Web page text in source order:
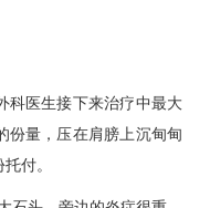
医生接下来治疗中最大
份量，压在肩膀上沉甸甸
付。